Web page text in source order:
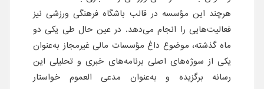
هرچند این مؤسسه در قالب باشگاه فرهنگی ورزشی نیز
فعالیت‌هایی را انجام می‌دهد. در عین حال طی یکی دو
ماه گذشته، موضوع داغ مؤسسات مالی غیرمجاز به‌عنوان
یکی از سوژه‌های اصلی برنامه‌های خبری و تحلیلی این
رسانه برگزیده و به‌عنوان مدعی العموم خواستار